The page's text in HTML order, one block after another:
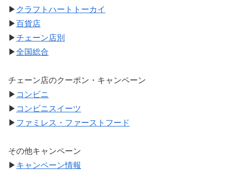
▶ クラフトハートトーカイ
▶百貨店
▶チェーン店別
▶全国総合
チェーン店のクーポン・キャンペーン
▶ コンビニ
▶ コンビニスイーツ
▶ ファミレス・ファーストフード
その他キャンペーン
▶ キャンペーン情報